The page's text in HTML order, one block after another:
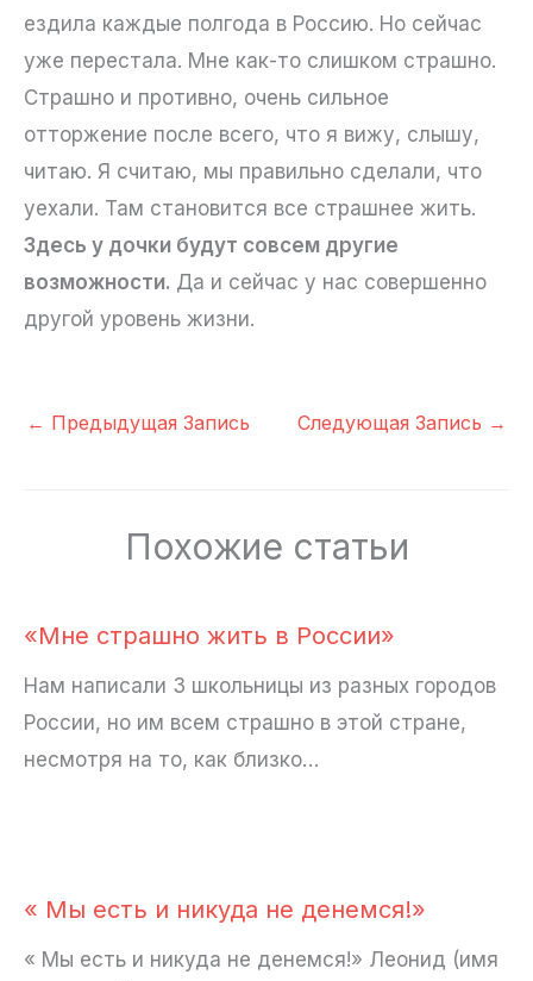
ездила каждые полгода в Россию. Но сейчас
уже перестала. Мне как-то слишком страшно.
Страшно и противно, очень сильное
отторжение после всего, что я вижу, слышу,
читаю. Я считаю, мы правильно сделали, что
уехали. Там становится все страшнее жить.
Здесь у дочки будут совсем другие
возможности. Да и сейчас у нас совершенно
другой уровень жизни.
← Предыдущая Запись Следующая Запись →
Похожие статьи
«Мне страшно жить в России»
Нам написали 3 школьницы из разных городов
России, но им всем страшно в этой стране,
несмотря на то, как близко…
« Мы есть и никуда не денемся!»
« Мы есть и никуда не денемся!» Леонид (имя